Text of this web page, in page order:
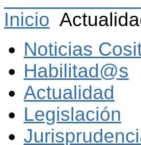
Inicio
Noticias
Habilitad@s
Actualidad
Legislación